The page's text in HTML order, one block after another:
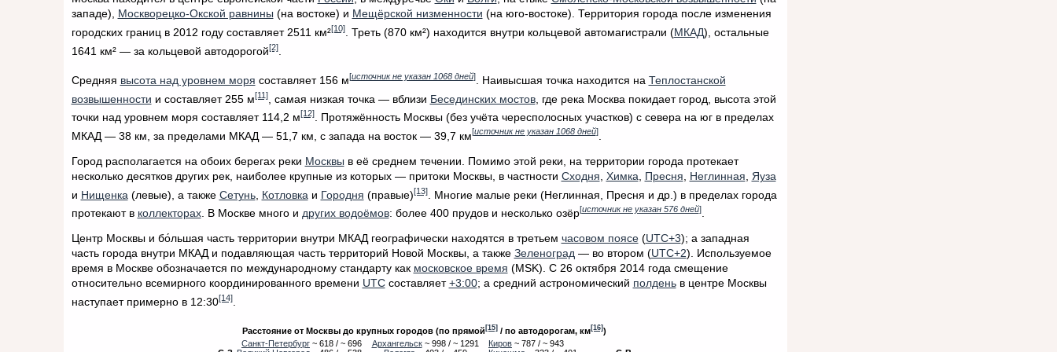
западе), Москворецко-Окской равнины (на востоке) и Мещёрской низменности (на юго-востоке). Территория города после изменения
городских границ в 2012 году составляет 2511 км²[10]. Треть (870 км²) находится внутри кольцевой автомагистрали (МКАД), остальные
1641 км² — за кольцевой автодорогой[2].
Средняя высота над уровнем моря составляет 156 м[источник не указан 1068 дней]. Наивысшая точка находится на Теплостанской
возвышенности и составляет 255 м[11], самая низкая точка — вблизи Бесединских мостов, где река Москва покидает город, высота этой
точки над уровнем моря составляет 114,2 м[12]. Протяжённость Москвы (без учёта чересполосных участков) с севера на юг в пределах
МКАД — 38 км, за пределами МКАД — 51,7 км, с запада на восток — 39,7 км[источник не указан 1068 дней].
Город располагается на обоих берегах реки Москвы в её среднем течении. Помимо этой реки, на территории города протекает
несколько десятков других рек, наиболее крупные из которых — притоки Москвы, в частности Сходня Химка Пресня Неглинная
Яуза
и Нищенка (левые), а также Сетунь, Котловка и Городня (правые)[13]. Многие малые реки (Неглинная, Пресня и др.) в пределах города
протекают в коллекторах. В Москве много и других водоёмов: более 400 прудов и несколько озёр[источник не указан 576 дней].
Центр Москвы и бо́льшая часть территории внутри МКАД географически находятся в третьем часовом поясе(UTC+3); а западная
часть города внутри МКАД и подавляющая часть территорий Новой Москвы, а также Зеленоград— во втором (UTC+2). Используемое
время в Москве обозначается по международному стандарту как московское время (MSK). С 26 октября 2014 года смещение
относительно всемирного координированного времени UTCсоставляет +3:00; а средний астрономический полденьв центре Москвы
наступает примерно в 12:30[14].
Расстояние от Москвы до крупных городов (по прямой[15] / по автодорогам, км[16])
Санкт-Петербург ~ 618 / ~ 696
Архангельск~ 998 / ~ 1291
Киров ~ 787 / ~ 943